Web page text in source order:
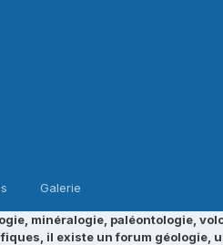
Galerie
minéralogie, paléontologie,
il existe un forum géologie,